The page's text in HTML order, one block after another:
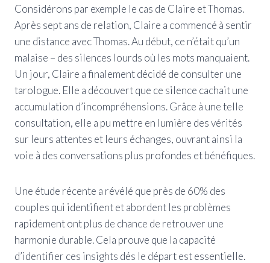
Considérons par exemple le cas de Claire et Thomas.
Après sept ans de relation, Claire a commencé à sentir
une distance avec Thomas. Au début, ce n’était qu’un
malaise – des silences lourds où les mots manquaient.
Un jour, Claire a finalement décidé de consulter une
tarologue. Elle a découvert que ce silence cachait une
accumulation d’incompréhensions. Grâce à une telle
consultation, elle a pu mettre en lumière des vérités
sur leurs attentes et leurs échanges, ouvrant ainsi la
voie à des conversations plus profondes et bénéfiques.
Une étude récente a révélé que près de 60% des
couples qui identifient et abordent les problèmes
rapidement ont plus de chance de retrouver une
harmonie durable. Cela prouve que la capacité
d’identifier ces insights dés le départ est essentielle.